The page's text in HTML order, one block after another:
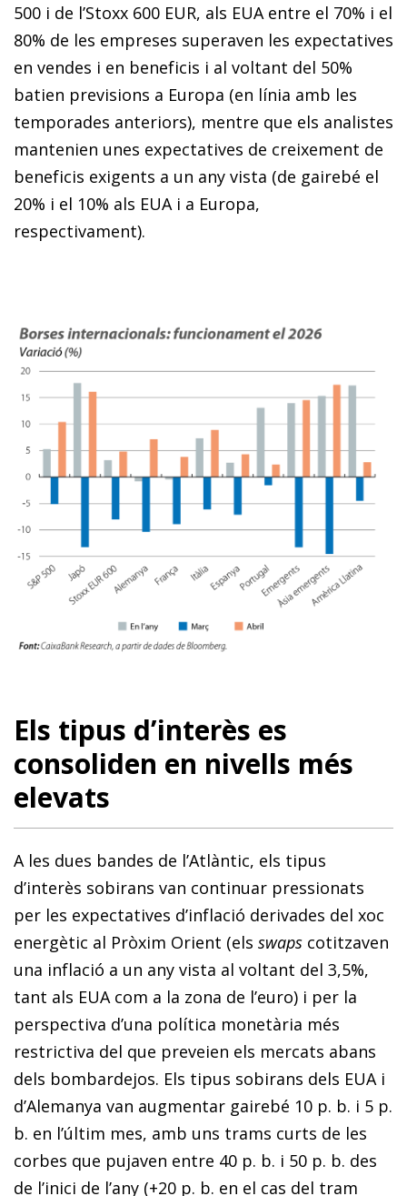
500 i de l’Stoxx 600 EUR, als EUA entre el 70% i el
80% de les empreses superaven les expectatives
en vendes i en beneficis i al voltant del 50%
batien previsions a Europa (en línia amb les
temporades anteriors), mentre que els analistes
mantenien unes expectatives de creixement de
beneficis exigents a un any vista (de gairebé el
20% i el 10% als EUA i a Europa,
respectivament).
Els tipus d’interès es
consoliden en nivells més
elevats
A les dues bandes de l’Atlàntic, els tipus
d’interès sobirans van conti­nuar pressionats
per les expectatives d’inflació derivades del xoc
energètic al Pròxim Orient (els swaps cotitzaven
una inflació a un any vista al voltant del 3,5%,
tant als EUA com a la zona de l’euro) i per la
perspectiva d’una política monetària més
restrictiva del que preveien els mercats abans
dels bombardejos. Els tipus sobirans dels EUA i
d’Alemanya van augmentar gairebé 10 p. b. i 5 p.
b. en l’últim mes, amb uns trams curts de les
corbes que pujaven entre 40 p. b. i 50 p. b. des
de l’inici de l’any (+20 p. b. en el cas del tram